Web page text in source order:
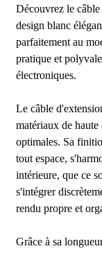
Découvrez le
design blanc
parfaitement au
pratique et
électroniques.
Le câble
matériaux de
optimales. Sa
tout espace,
intérieure, que ce
s'intégrer
rendu propre et
Grâce à sa